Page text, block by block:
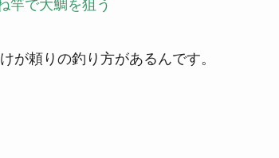
が頼りの釣り方があるんです。